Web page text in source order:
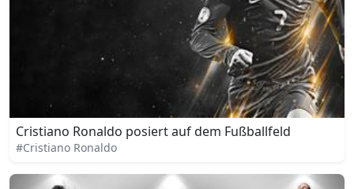
Cristiano Ronaldo posiert auf dem Fußballfeld
#Cristiano Ronaldo